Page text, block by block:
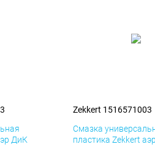
ДиК
Zekkert 1516571003
Смазка
пластика Zekkert